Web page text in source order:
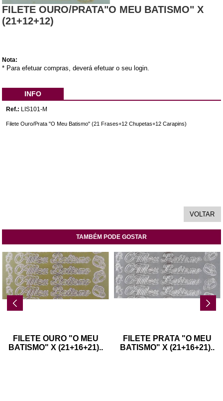
FILETE OURO/PRATA"O MEU BATISMO" X
(21+12+12)
Nota:
* Para efetuar compras, deverá efetuar o seu login.
INFO
Ref.: LIS101-M
Filete Ouro/Prata "O Meu Batismo" (21 Frases+12 Chupetas+12 Carapins)
TAMBÉM PODE GOSTAR
FILETE OURO "O MEU
BATISMO" X (21+16+21)..
FILETE PRATA "O MEU
BATISMO" X (21+16+21)..